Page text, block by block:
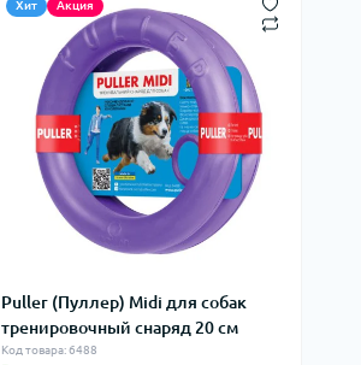
Хит Акция
Puller (Пуллер) Midi для собак
тренировочный снаряд 20 см
Код товара: 6488